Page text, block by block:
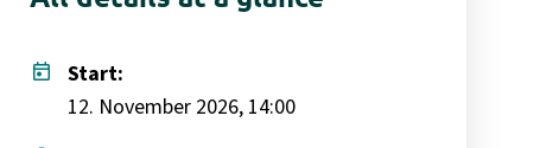
today
Start:
12. November 2026, 14:00